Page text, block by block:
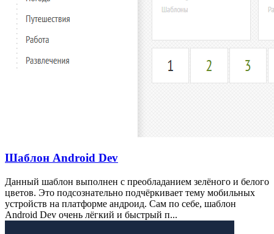
Шаблон Android Dev
Данный шаблон выполнен с преобладанием зелёного и белого
цветов. Это подсознательно подчёркивает тему мобильных
устройств на платформе андроид. Сам по себе, шаблон
Android Dev очень лёгкий и быстрый п...